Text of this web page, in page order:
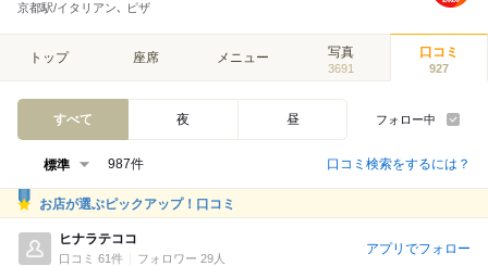
京都駅/イタリアン､ ピザ
トップ 座席 メニュー 写真
3691
口コミ
927
すべて 夜 昼 フォロー中
987件 口コミ検索をするには？
お店が選ぶピックアップ！口コミ
ヒナラテココ
口コミ 61件 フォロワー 29人
アプリでフォロー